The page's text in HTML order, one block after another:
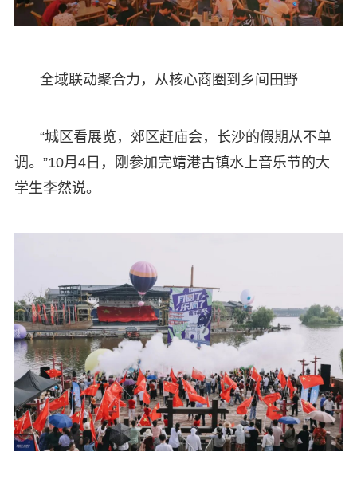
全域联动聚合力，从核心商圈到乡间田野
“城区看展览，郊区赶庙会，长沙的假期从不单
调。”10月4日，刚参加完靖港古镇水上音乐节的大
学生李然说。